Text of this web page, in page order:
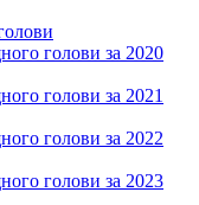
голови за 2020
голови за 2021
голови за 2022
голови за 2023